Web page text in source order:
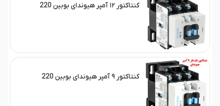
کنتاکتور ۱۲ آمپر هیوندای بوبین 220
کنتاکتور ۹ آمپر هیوندای بوبین 220